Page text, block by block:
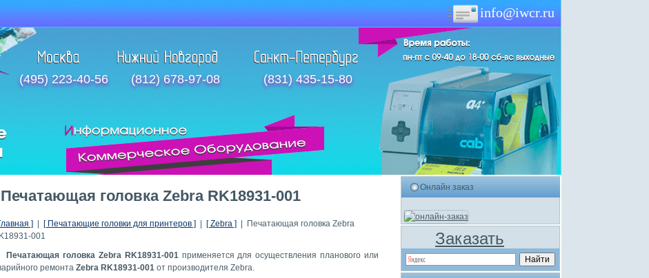
info@iwcr.ru
(495) 223-40-56 (812) 678-97-08 (831) 435-15-80
Печатающая головка Zebra RK18931-001
] [ Печатающие головки для принтеров ] [ Zebra ] | Печатающая головка Zebra
001
Печатающая головка Zebra RK18931-001 применяется для осуществления планового или
ремонта Zebra RK18931-001 от производителя Zebra.
Онлайн заказ
Заказать